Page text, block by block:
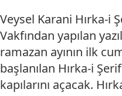
Veysel Karani Hırka-i
Vakfından yapılan
ramazan ayının ilk
başlanılan Hırka-i
kapılarını açacak.